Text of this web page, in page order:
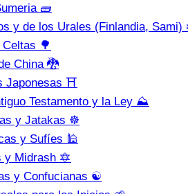
🧱
y de los Urales (Finlandia, Sami)
🌳
China 🐉
Japonesas ⛩️
Testamento y la Ley ⛰️
y Jatakas ☸️
y Sufíes 🕌
y Midrash 🔯
y Confucianas ☯️